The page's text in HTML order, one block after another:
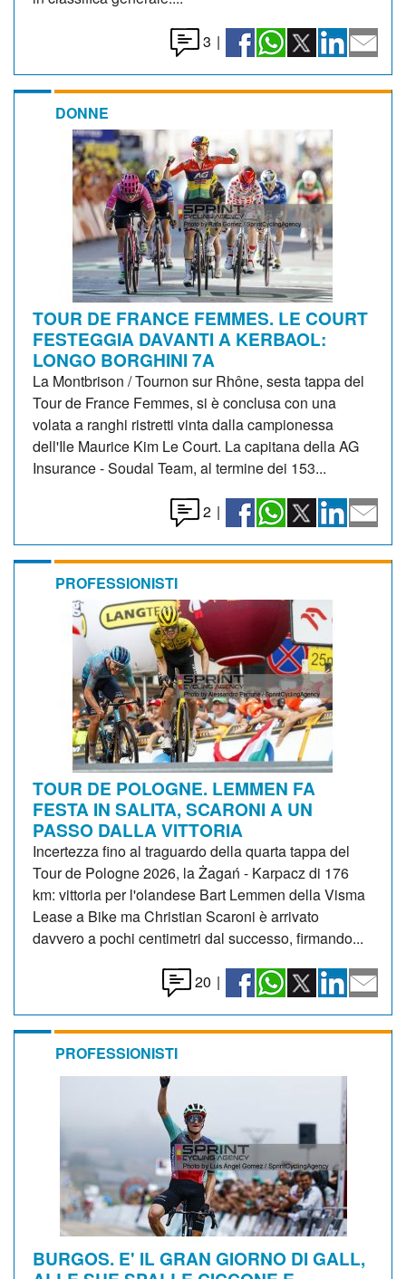
3 |
DONNE
TOUR DE FRANCE FEMMES. LE COURT
FESTEGGIA DAVANTI A KERBAOL:
LONGO BORGHINI 7A
La Montbrison / Tournon sur Rhône, sesta tappa del
Tour de France Femmes, si è conclusa con una
volata a ranghi ristretti vinta dalla campionessa
dell'Ile Maurice Kim Le Court. La capitana della AG
Insurance - Soudal Team, al termine dei 153...
2 |
PROFESSIONISTI
TOUR DE POLOGNE. LEMMEN FA
FESTA IN SALITA, SCARONI A UN
PASSO DALLA VITTORIA
Incertezza fino al traguardo della quarta tappa del
Tour de Pologne 2026, la Żagań - Karpacz di 176
km: vittoria per l'olandese Bart Lemmen della Visma
Lease a Bike ma Christian Scaroni è arrivato
davvero a pochi centimetri dal successo, firmando...
20 |
PROFESSIONISTI
BURGOS. E' IL GRAN GIORNO DI GALL,